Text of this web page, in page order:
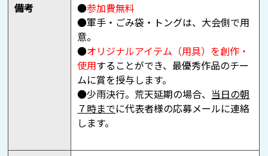
備考
●参加費無料
●軍手・ごみ袋・トングは、大会側で用
意。
●オリジナルアイテム（用具）を創作・
使用することができ、最優秀作品のチー
ムに賞を授与します。
●少雨決行。荒天延期の場合、 当日の朝
７時までに代表者様の応募メールに連絡
します。